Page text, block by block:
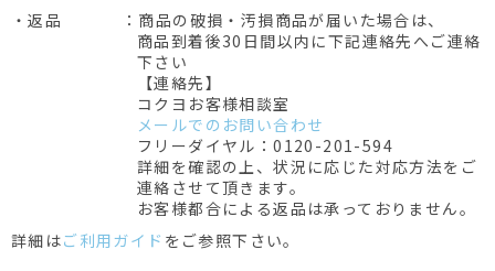
・返品
：商品の破損・汚損商品が届いた場合は、
商品到着後30日間以内に下記連絡先へご連絡
下さい
【連絡先】
コクヨお客様相談室
メールでのお問い合わせ
フリーダイヤル：0120-201-594
詳細を確認の上、状況に応じた対応方法をご
連絡させて頂きます。
お客様都合による返品は承っておりません。
詳細はご利用ガイド をご参照下さい。